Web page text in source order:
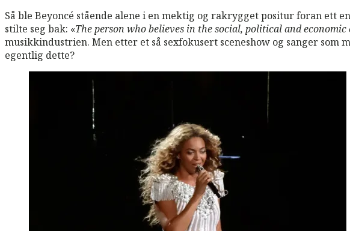
Så ble Beyoncé stående alene i en mektig og rakrygget positur foran ett
stilte seg bak: «The person who believes in the social, political and economic
musikkindustrien. Men etter et så sexfokusert sceneshow og sanger
egentlig dette?